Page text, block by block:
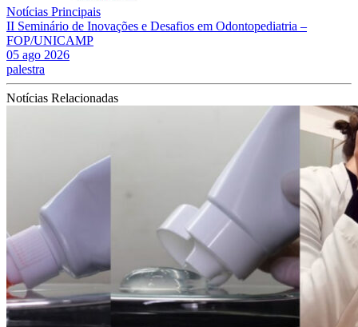
Notícias Principais
II Seminário de Inovações e Desafios em Odontopediatria –
FOP/UNICAMP
05 ago 2026
palestra
Notícias Relacionadas